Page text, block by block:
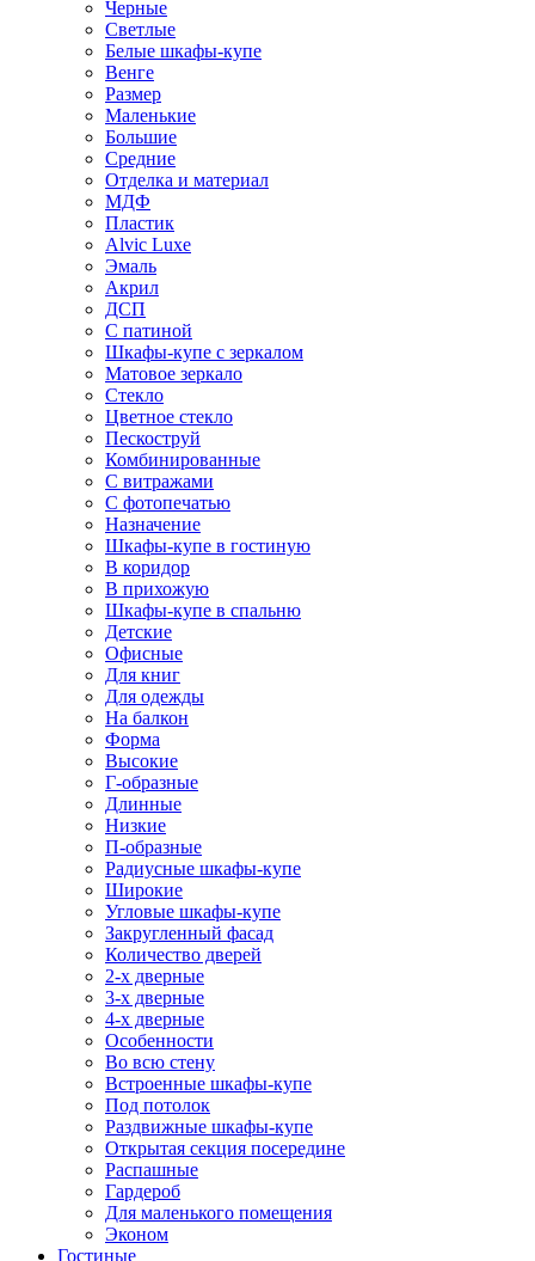
Черные
Светлые
Белые шкафы-купе
Венге
Размер
Маленькие
Большие
Средние
Отделка и материал
МДФ
Пластик
Alvic Luxe
Эмаль
Акрил
ДСП
С патиной
Шкафы-купе с зеркалом
Матовое зеркало
Стекло
Цветное стекло
Пескоструй
Комбинированные
С витражами
С фотопечатью
Назначение
Шкафы-купе в гостиную
В коридор
В прихожую
Шкафы-купе в спальню
Детские
Офисные
Для книг
Для одежды
На балкон
Форма
Высокие
Г-образные
Длинные
Низкие
П-образные
Радиусные шкафы-купе
Широкие
Угловые шкафы-купе
Закругленный фасад
Количество дверей
2-х дверные
3-х дверные
4-х дверные
Особенности
Во всю стену
Встроенные шкафы-купе
Под потолок
Раздвижные шкафы-купе
Открытая секция посередине
Распашные
Гардероб
Для маленького помещения
Эконом
Гостиные